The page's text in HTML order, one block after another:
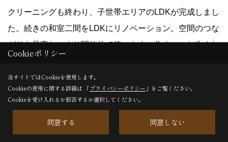
クリーニングも終わり、子世帯エリアのLDKが完成しまし
た。続きの和室二間をLDKにリノベーション。空間のつな
がりを見直し、より開放的で使いやすい住まいへと生まれ
24. 2020年02月15日
Cookieポリシー
当サイトではCookieを使用します。
Cookieの使用に関する詳細は 「プライバシーポリシー 」をご覧ください。
Cookieを受け入れるか拒否するか選択してください。
同意する 同意しない